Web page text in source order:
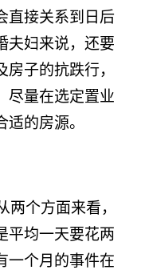
直接关系到日后
夫妇来说，还要
子的抗跌行，
尽量在选定置业
的房源。
两个方面来看，
平均一天要花两
一个月的事件在